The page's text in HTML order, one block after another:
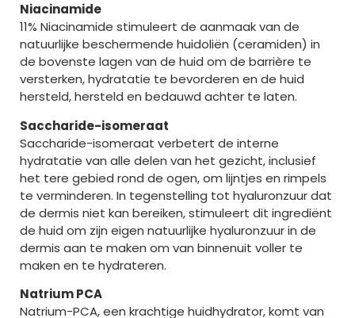
Niacinamide
11% Niacinamide stimuleert de aanmaak van de
natuurlijke beschermende huidoliën (ceramiden) in
de bovenste lagen van de huid om de barrière te
versterken, hydratatie te bevorderen en de huid
hersteld, hersteld en bedauwd achter te laten.
Saccharide-isomeraat
Saccharide-isomeraat verbetert de interne
hydratatie van alle delen van het gezicht, inclusief
het tere gebied rond de ogen, om lijntjes en rimpels
te verminderen. In tegenstelling tot hyaluronzuur dat
de dermis niet kan bereiken, stimuleert dit ingrediënt
de huid om zijn eigen natuurlijke hyaluronzuur in de
dermis aan te maken om van binnenuit voller te
maken en te hydrateren.
Natrium PCA
Natrium-PCA, een krachtige huidhydrator, komt van